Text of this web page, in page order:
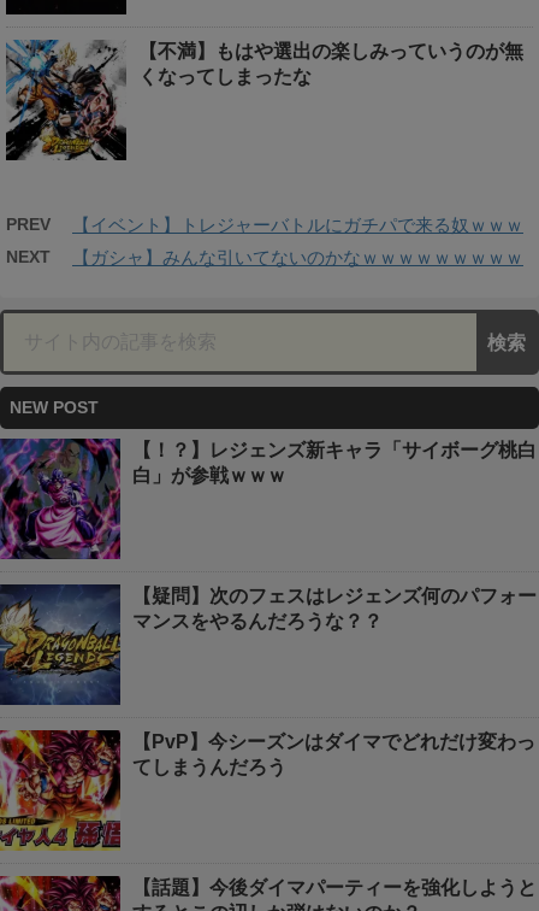
【不満】もはや選出の楽しみっていうのが無
くなってしまったな
PREV 【イベント】トレジャーバトルにガチパで来る奴ｗｗｗ
NEXT 【ガシャ】みんな引いてないのかなｗｗｗｗｗｗｗｗｗ
NEW POST
【！？】レジェンズ新キャラ「サイボーグ桃白
白」が参戦ｗｗｗ
【疑問】次のフェスはレジェンズ何のパフォー
マンスをやるんだろうな？？
【PvP】今シーズンはダイマでどれだけ変わっ
てしまうんだろう
【話題】今後ダイマパーティーを強化しようと